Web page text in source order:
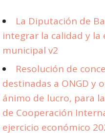
La Diputación de
integrar la calidad y la
municipal v2
Resolución de
destinadas a ONGD y
ánimo de lucro, para
de Cooperación
ejercicio económico